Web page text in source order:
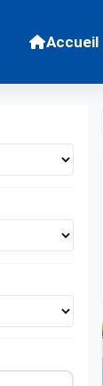
Accueil